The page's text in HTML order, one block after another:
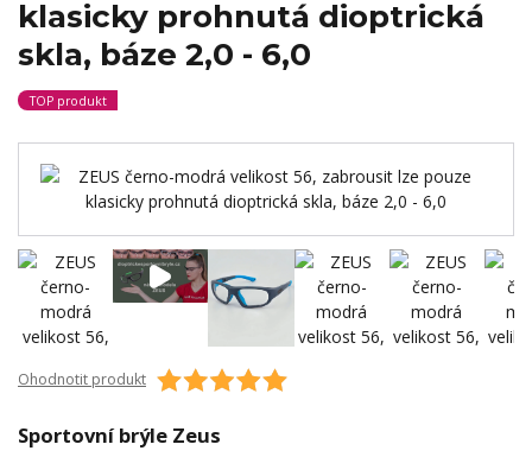
klasicky prohnutá dioptrická
skla, báze 2,0 - 6,0
TOP produkt
Ohodnotit produkt
Sportovní brýle Zeus